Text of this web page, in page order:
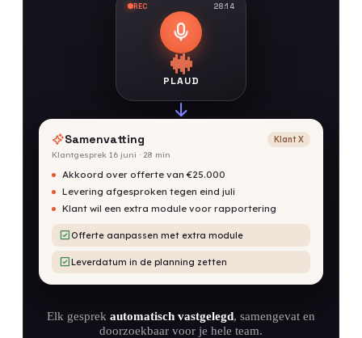
REC 28:14
PLAUD
Samenvatting
Klant X
Klantgesprek 16 juni · 28 min
Akkoord over offerte van €25.000
Levering afgesproken tegen eind juli
Klant wil een extra module voor rapportering
Offerte aanpassen met extra module
Leverdatum in de planning zetten
Elk gesprek automatisch vastgelegd, samengevat en
doorzoekbaar voor je hele team.